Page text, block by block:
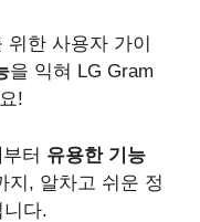
위한 사용자 가이
을 익혀 LG Gram
!
부터 유용한 기능
지, 알차고 쉬운 정
다.